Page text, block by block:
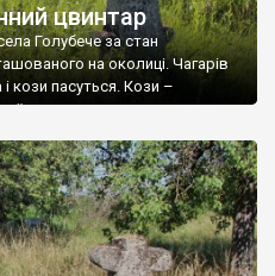
цвинтар
Голубече за стан
на околиці. Чагарів
кози пасуться. Кози –
для старих кладовищ,
бо то улюблений
ціла колекція
відносно невелике, […]